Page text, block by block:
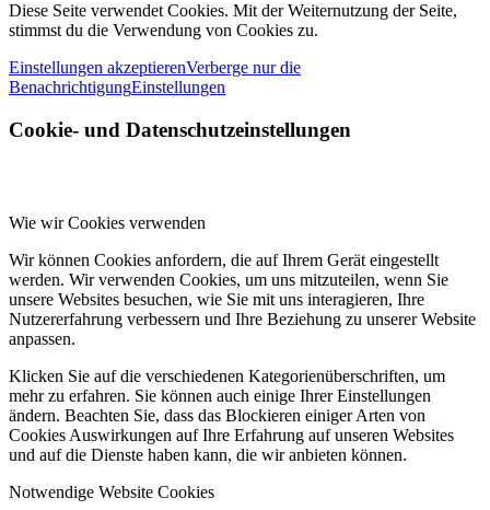
Diese Seite verwendet Cookies. Mit der Weiternutzung der Seite,
stimmst du die Verwendung von Cookies zu.
Einstellungen akzeptierenVerberge nur die
BenachrichtigungEinstellungen
Cookie- und Datenschutzeinstellungen
Wie wir Cookies verwenden
Wir können Cookies anfordern, die auf Ihrem Gerät eingestellt
werden. Wir verwenden Cookies, um uns mitzuteilen, wenn Sie
unsere Websites besuchen, wie Sie mit uns interagieren, Ihre
Nutzererfahrung verbessern und Ihre Beziehung zu unserer Website
anpassen.
Klicken Sie auf die verschiedenen Kategorienüberschriften, um
mehr zu erfahren. Sie können auch einige Ihrer Einstellungen
ändern. Beachten Sie, dass das Blockieren einiger Arten von
Cookies Auswirkungen auf Ihre Erfahrung auf unseren Websites
und auf die Dienste haben kann, die wir anbieten können.
Notwendige Website Cookies